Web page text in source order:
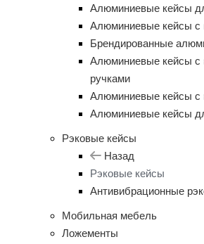
Алюминиевые кейсы
Алюминиевые кейсы с
Брендированные
Алюминиевые кейсы
ручками
Алюминиевые кейсы с
Алюминиевые кейсы
Рэковые кейсы
Назад
Рэковые кейсы
Антивибрационные
Мобильная мебель
Ложементы